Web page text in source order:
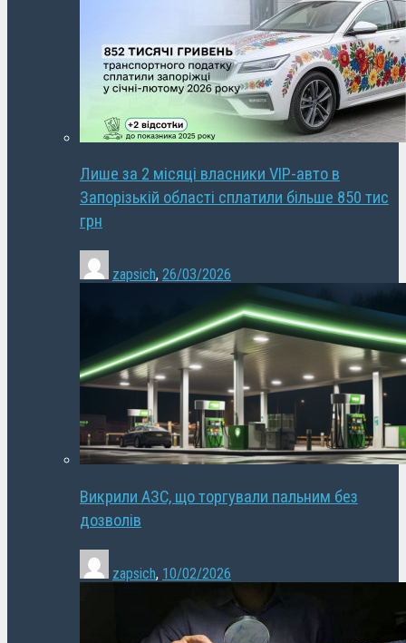
Лише за 2 місяці власники VIP-авто в
Запорізькій області сплатили більше 850 тис
грн
zapsich, 26/03/2026
Викрили АЗС, що торгували пальним без
дозволів
zapsich, 10/02/2026